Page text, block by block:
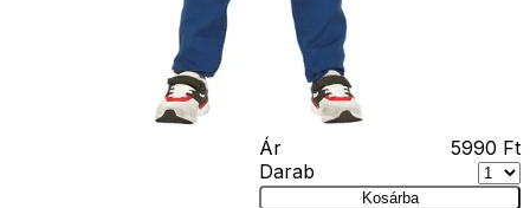
Ár
5990 Ft
Darab
Kosárba